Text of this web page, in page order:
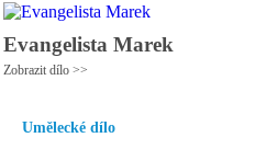
Evangelista Marek
Zobrazit dílo >>
Umělecké dílo